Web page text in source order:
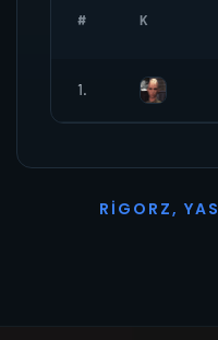
# K
1.
R I G O R Z, YAS